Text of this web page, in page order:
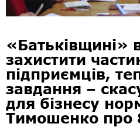
«Батьківщині»
захистити
підприємців,
завдання –
для бізнесу
Тимошенко про